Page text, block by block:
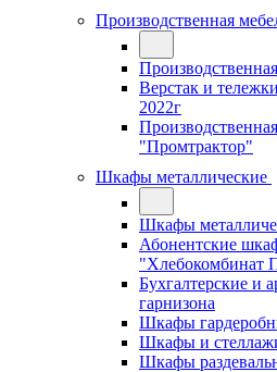
Производственная
Верстак и
2022г
"Промтрактор"
Шкафы металлические
Шкафы
Абонентские
"Хлебокомбинат
Бухгалтерские и
гарнизона
Шкафы
Шкафы и
Шкафы